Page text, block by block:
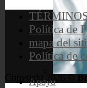
Apoyo
Política de
mapa del
Política de
Copyright 2026 ©